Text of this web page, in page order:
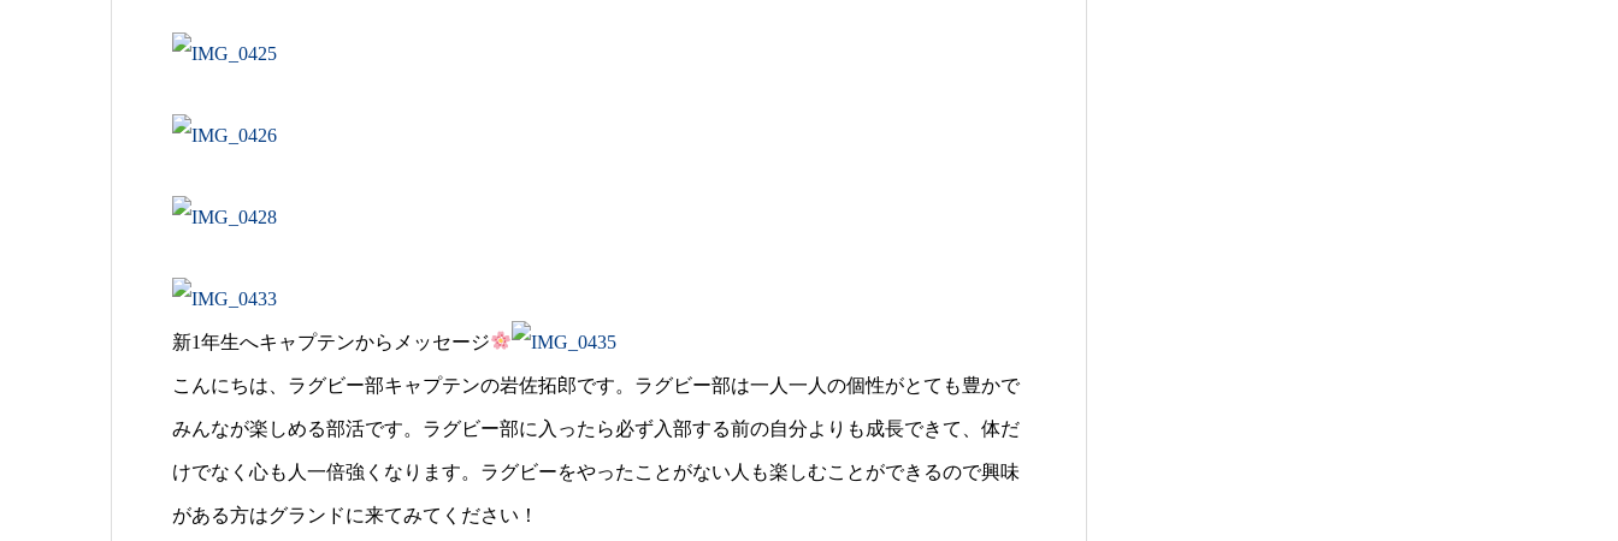
新1年生へキャプテンからメッセージ
こんにちは、ラグビー部キャプテンの岩佐拓郎です。ラグビー部は一人一人の個性がとても豊かで
みんなが楽しめる部活です。ラグビー部に入ったら必ず入部する前の自分よりも成長できて、体だ
けでなく心も人一倍強くなります。ラグビーをやったことがない人も楽しむことができるので興味
がある方はグランドに来てみてください！